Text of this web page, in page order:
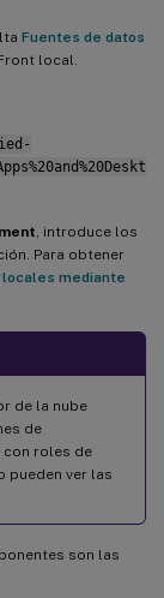
Fuentes de datos
local.
, introduce los
Para obtener
mediante
de la nube
de
roles de
pueden ver las
son las